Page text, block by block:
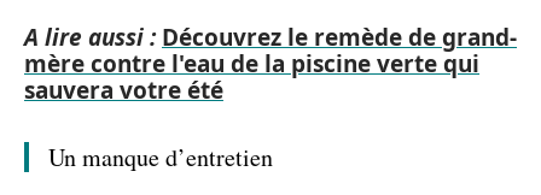
A lire aussi : Découvrez le remède de grand-
mère contre l'eau de la piscine verte qui
sauvera votre été
Un manque d’entretien